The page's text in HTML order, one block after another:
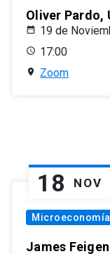
Oliver Pardo,
19 de
17:00
Zoom
18 NOV
James